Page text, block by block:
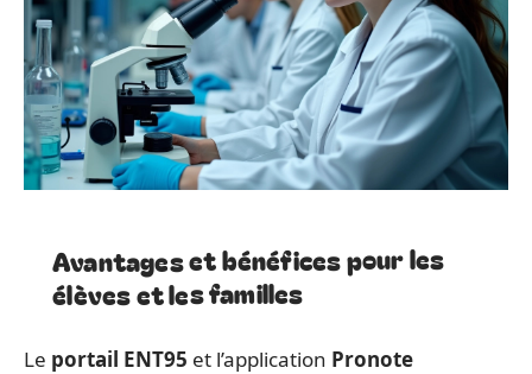
Avantages et bénéfices pour les
élèves et les familles
Le portail ENT95 et l’application Pronote